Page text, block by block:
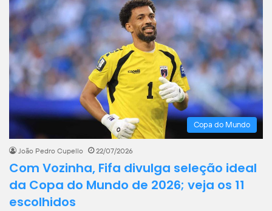
Copa do Mundo
João Pedro Cupello 22/07/2026
Com Vozinha, Fifa divulga seleção ideal
da Copa do Mundo de 2026; veja os 11
escolhidos